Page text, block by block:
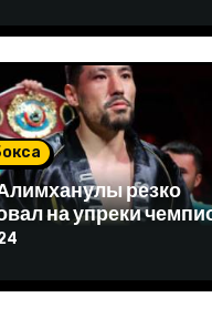
резко
на упреки